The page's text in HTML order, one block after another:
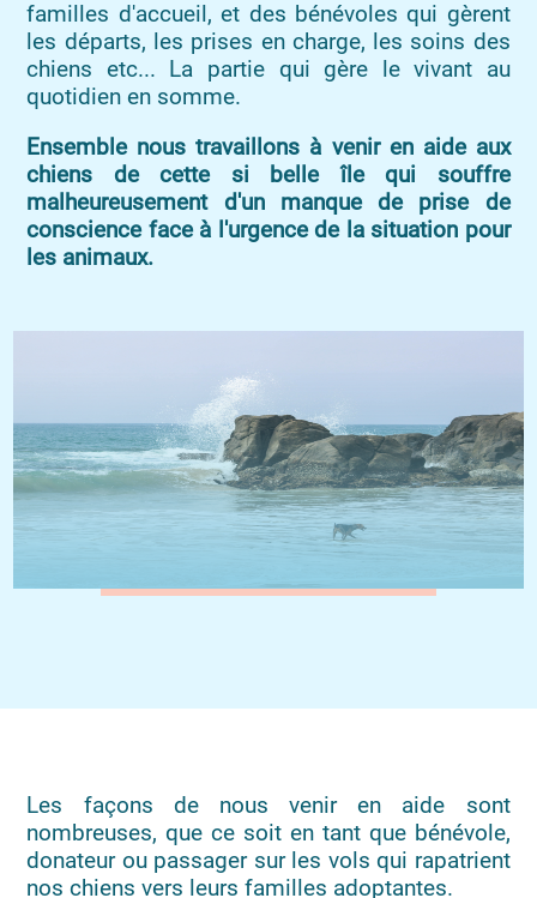
familles d'accueil, et des bénévoles qui gèrent
les départs, les prises en charge, les soins des
chiens etc... La partie qui gère le vivant au
quotidien en somme.
Ensemble nous travaillons à venir en aide aux
chiens de cette si belle île qui souffre
malheureusement d'un manque de prise de
conscience face à l'urgence de la situation pour
les animaux.
Les façons de nous venir en aide sont
nombreuses, que ce soit en tant que bénévole,
donateur ou passager sur les vols qui rapatrient
nos chiens vers leurs familles adoptantes.